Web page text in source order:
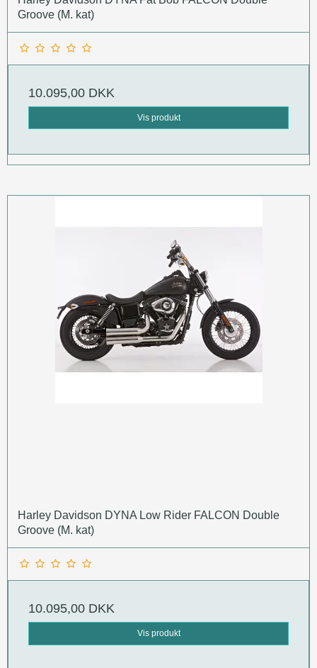
Groove (M. kat)
10.095,00 DKK
Vis produkt
Harley Davidson DYNA Low Rider FALCON Double
Groove (M. kat)
10.095,00 DKK
Vis produkt